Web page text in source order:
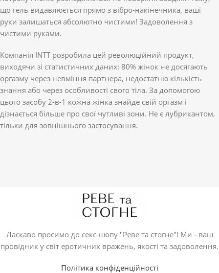
що гель видавлюється прямо з вібро-накінечника, ваші
руки залишаться абсолютно чистими! Задоволення з
чистими руками.
Компанія INTT розробила цей революційний продукт,
виходячи зі статистичних даних: 80% жінок не досягають
оргазму через невміння партнера, недостатню кількість
знання або через особливості свого тіла. За допомогою
цього засобу 2-в-1 кожна жінка знайде свій оргазм і
дізнається більше про свої чутливі зони. Не є лубрикантом,
тільки для зовнішнього застосування.
Ласкаво просимо до секс-шопу "Реве та стогне"! Ми - ваш
провідник у світ еротичних вражень, якості та задоволення.
Політика конфіденційності